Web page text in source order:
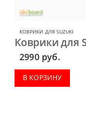
КОВРИКИ ДЛЯ SUZUKI
Коврики для
2990 руб.
В КОРЗИНУ